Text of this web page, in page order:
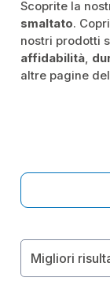
Scoprite la
smaltato.
nostri prodotti
affidabilità,
altre pagine